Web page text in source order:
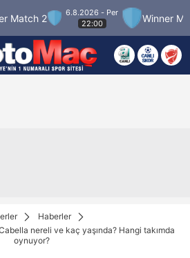
2
6.8.2026 - Per
22:00
Winner
Haberler
nereli ve kaç yaşında? Hangi takımda
oynuyor?